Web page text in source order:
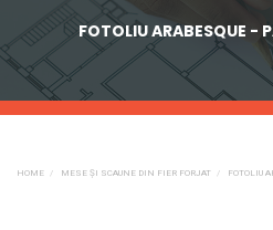
FOTOLIU ARABESQUE -
HOME MESE ȘI SCAUNE DIN FIER FORJAT FOTOLIU